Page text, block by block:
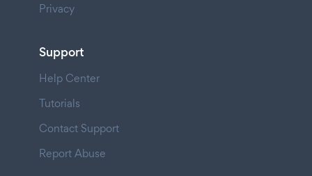
Privacy
Support
Help Center
Tutorials
Contact Support
Report Abuse